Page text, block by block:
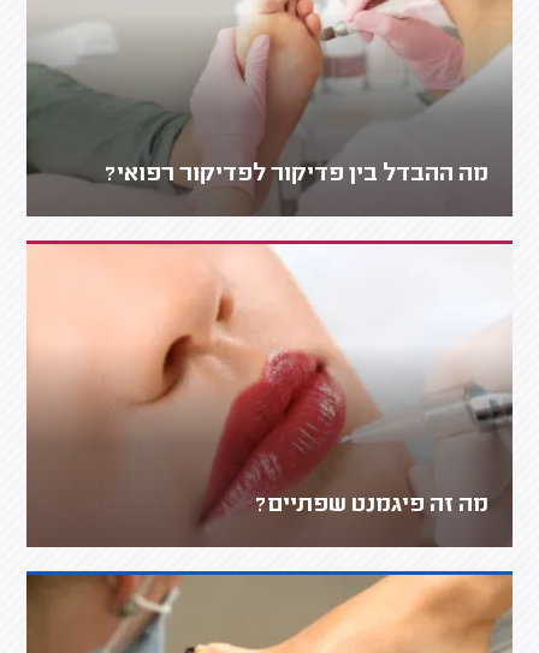
מה ההבדל בין פדיקור לפדיקור רפואי?
מה זה פיגמנט שפתיים?